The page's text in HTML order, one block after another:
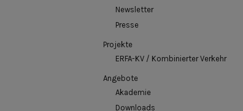
Newsletter
Presse
Projekte
ERFA-KV / Kombinierter Verkehr
Angebote
Akademie
Downloads